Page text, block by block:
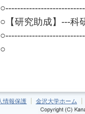
○【研究助成】---科
○
情報保護 金沢大学ホーム